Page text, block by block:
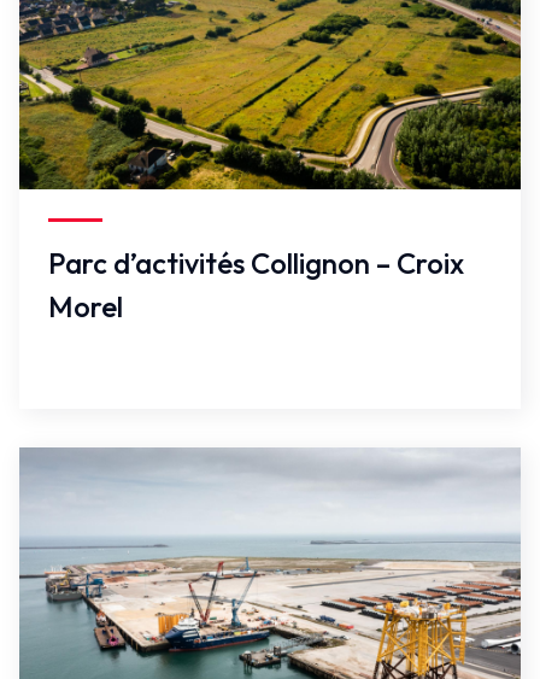
Parc d’activités Collignon – Croix
Morel
Faux